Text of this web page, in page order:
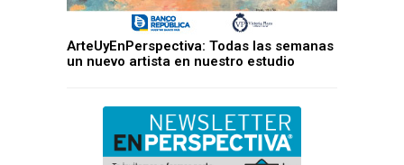
ArteUyEnPerspectiva: Todas las semanas
un nuevo artista en nuestro estudio